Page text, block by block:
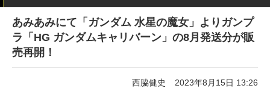
あみあみにて「ガンダム 水星の魔女」よりガンプ
ラ「HG ガンダムキャリバーン」の8月発送分が販
売再開！
西脇健史 2023年8月15日 13:26